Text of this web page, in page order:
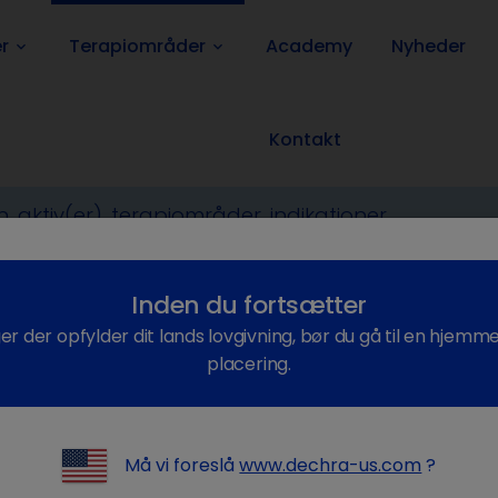
keyboard_arrow_down Terapiområder keyboard_arrow_down Academy Nyheder
Kontakt
bare et
Inden du fortsætter
der opfylder dit lands lovgivning, bør du gå til en
placering.
Må vi foreslåwww.dechra-us.com ?